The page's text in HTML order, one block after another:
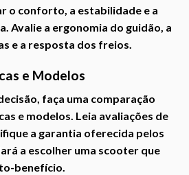
o conforto, a estabilidade e a
Avalie a ergonomia do guidão, a
e a resposta dos freios
e Modelos
faça uma comparação
e modelos. Leia avaliações de
a garantia oferecida pelos
a escolher uma scooter que
benefício.